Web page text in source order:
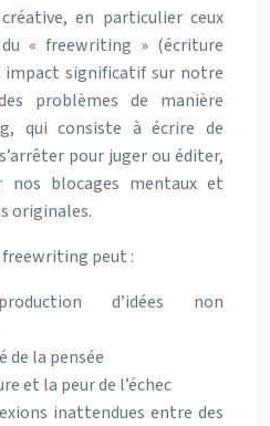
en particulier ceux
« freewriting » (écriture
impact significatif sur notre
problèmes de manière
qui consiste à écrire de
pour juger ou éditer,
nos blocages mentaux et
originales.
peut :
d’idées non
la pensée
et la peur de l’échec
inattendues entre des